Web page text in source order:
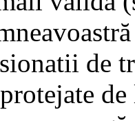
de